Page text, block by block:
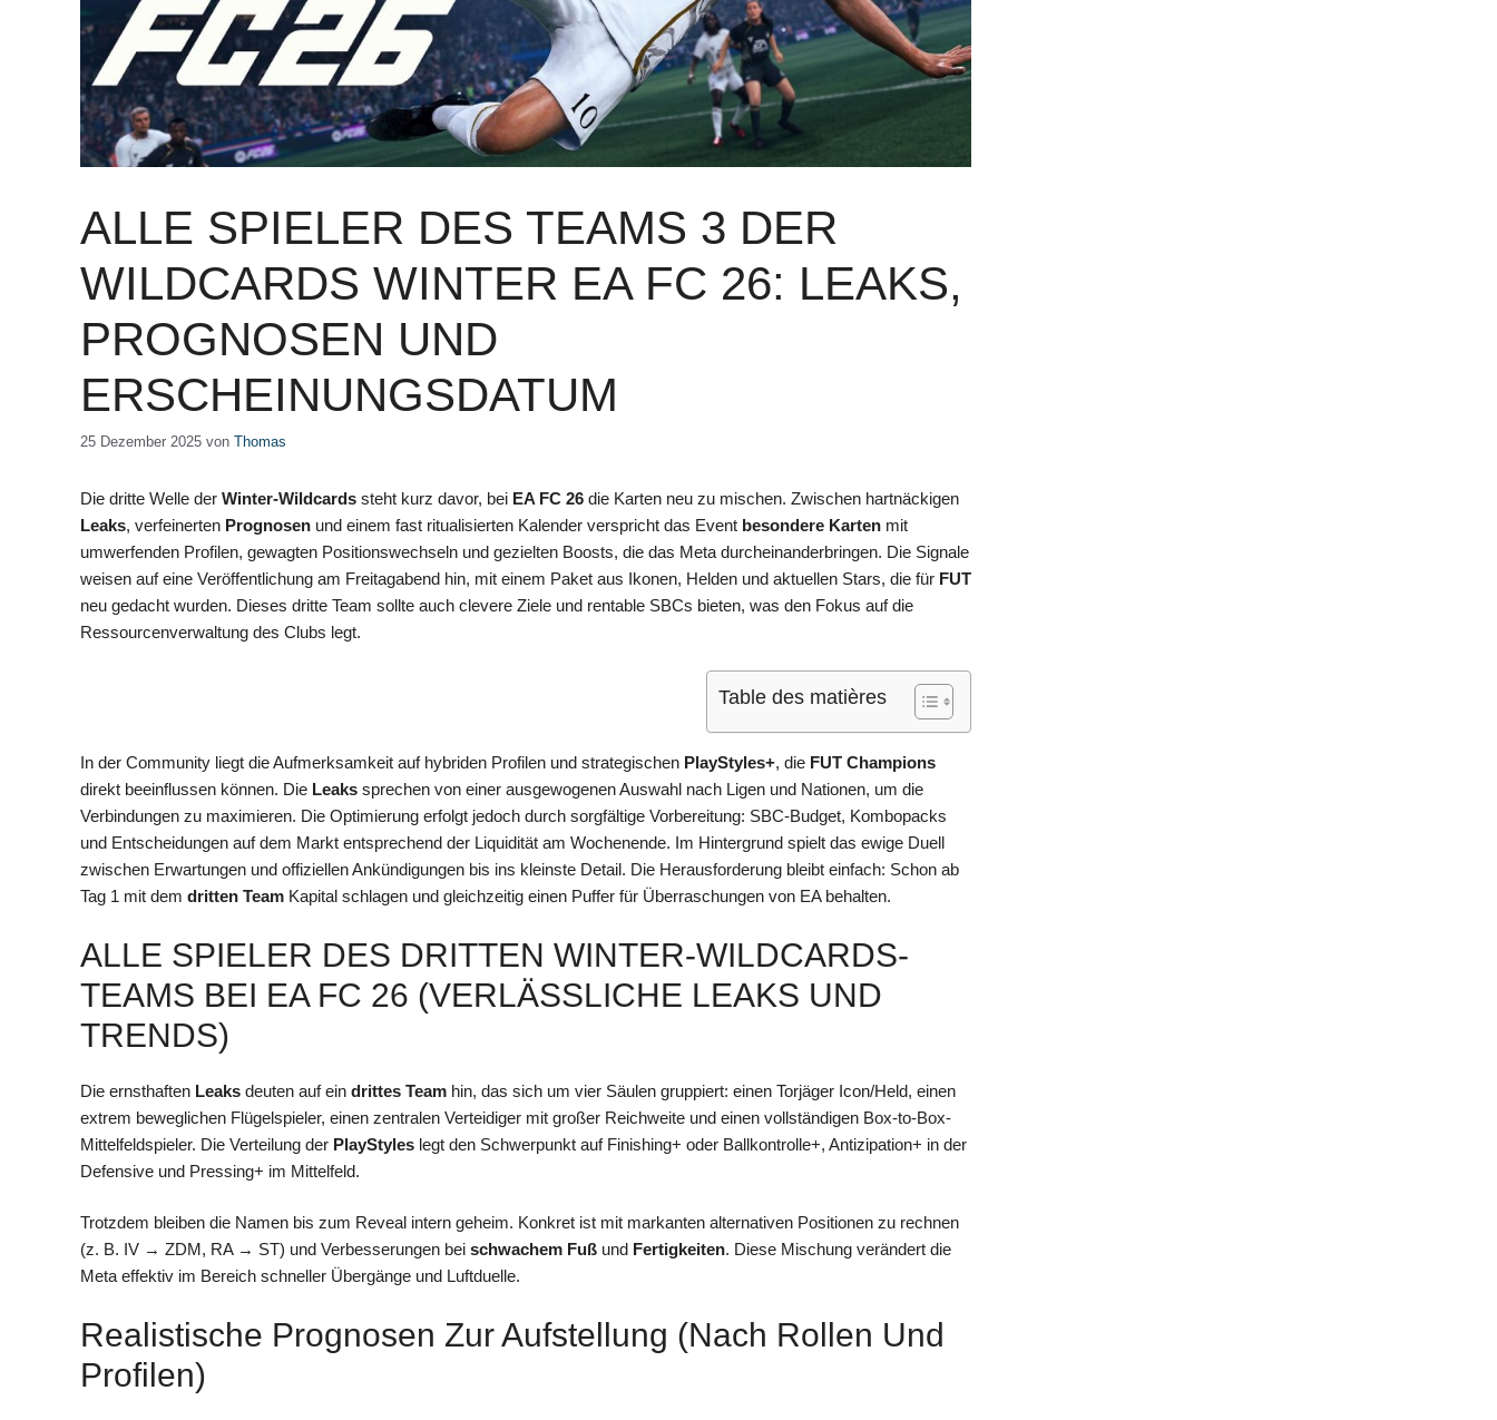
ALLE SPIELER DES TEAMS 3 DER
WILDCARDS WINTER EA FC 26: LEAKS,
PROGNOSEN UND
ERSCHEINUNGSDATUM
25 Dezember 2025 von Thomas
Die dritte Welle der Winter-Wildcards steht kurz davor, bei EA FC 26 die Karten neu zu mischen. Zwischen hartnäckigen
Leaks, verfeinerten Prognosen und einem fast ritualisierten Kalender verspricht das Event besondere Karten mit
umwerfenden Profilen, gewagten Positionswechseln und gezielten Boosts, die das Meta durcheinanderbringen. Die Signale
weisen auf eine Veröffentlichung am Freitagabend hin, mit einem Paket aus Ikonen, Helden und aktuellen Stars, die für FUT
neu gedacht wurden. Dieses dritte Team sollte auch clevere Ziele und rentable SBCs bieten, was den Fokus auf die
Ressourcenverwaltung des Clubs legt.
Table des matières
In der Community liegt die Aufmerksamkeit auf hybriden Profilen und strategischen PlayStyles+, die FUT Champions
direkt beeinflussen können. Die Leaks sprechen von einer ausgewogenen Auswahl nach Ligen und Nationen, um die
Verbindungen zu maximieren. Die Optimierung erfolgt jedoch durch sorgfältige Vorbereitung: SBC-Budget, Kombopacks
und Entscheidungen auf dem Markt entsprechend der Liquidität am Wochenende. Im Hintergrund spielt das ewige Duell
zwischen Erwartungen und offiziellen Ankündigungen bis ins kleinste Detail. Die Herausforderung bleibt einfach: Schon ab
Tag 1 mit dem dritten Team Kapital schlagen und gleichzeitig einen Puffer für Überraschungen von EA behalten.
ALLE SPIELER DES DRITTEN WINTER-WILDCARDS-
TEAMS BEI EA FC 26 (VERLÄSSLICHE LEAKS UND
TRENDS)
Die ernsthaften Leaks deuten auf ein drittes Team hin, das sich um vier Säulen gruppiert: einen Torjäger Icon/Held, einen
extrem beweglichen Flügelspieler, einen zentralen Verteidiger mit großer Reichweite und einen vollständigen Box-to-Box-
Mittelfeldspieler. Die Verteilung der PlayStyles legt den Schwerpunkt auf Finishing+ oder Ballkontrolle+, Antizipation+ in der
Defensive und Pressing+ im Mittelfeld.
Trotzdem bleiben die Namen bis zum Reveal intern geheim. Konkret ist mit markanten alternativen Positionen zu rechnen
(z. B. IV → ZDM, RA → ST) und Verbesserungen bei schwachem Fuß und Fertigkeiten. Diese Mischung verändert die
Meta effektiv im Bereich schneller Übergänge und Luftduelle.
Realistische Prognosen Zur Aufstellung (nach Rollen Und
Profilen)